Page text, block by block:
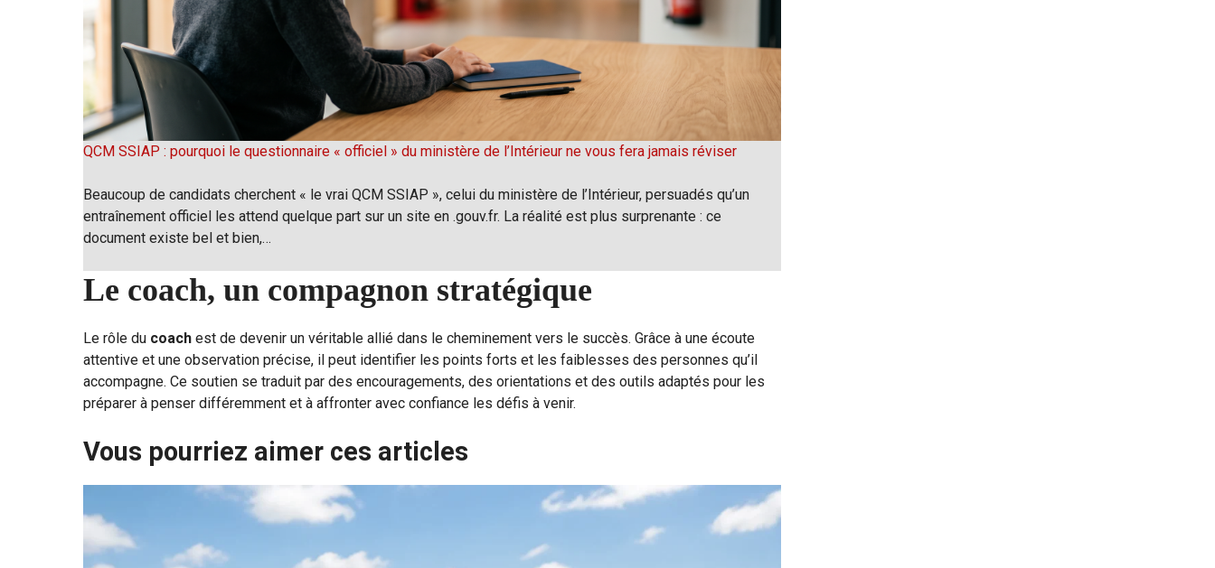
QCM SSIAP : pourquoi le questionnaire « officiel » du ministère de l’Intérieur ne vous fera jamais réviser
Beaucoup de candidats cherchent « le vrai QCM SSIAP », celui du ministère de l’Intérieur, persuadés qu’un
entraînement officiel les attend quelque part sur un site en .gouv.fr. La réalité est plus surprenante : ce
document existe bel et bien,…
Le coach, un compagnon stratégique
Le rôle du coach est de devenir un véritable allié dans le cheminement vers le succès. Grâce à une écoute
attentive et une observation précise, il peut identifier les points forts et les faiblesses des personnes qu’il
accompagne. Ce soutien se traduit par des encouragements, des orientations et des outils adaptés pour les
préparer à penser différemment et à affronter avec confiance les défis à venir.
Vous pourriez aimer ces articles